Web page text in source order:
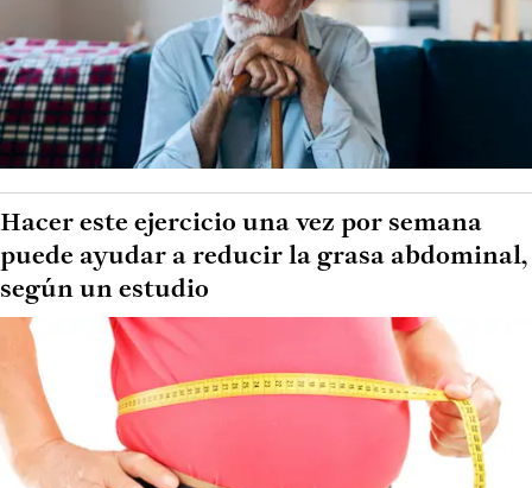
Hacer este ejercicio una vez por semana
puede ayudar a reducir la grasa abdominal,
según un estudio